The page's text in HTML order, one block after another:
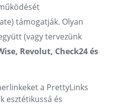
támogatják. Olyan
(vagy tervezünk
Revolut, Check24 és
a PrettyLinks
esztétikussá és